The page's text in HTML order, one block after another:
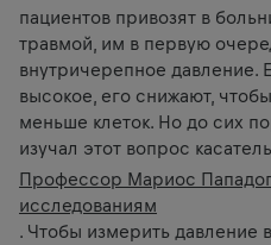
пациентов привозят в
травмой, им в первую
внутричерепное давление.
высокое, его снижают,
меньше клеток. Но до сих
изучал этот вопрос
Профессор Мариос
исследованиям
. Чтобы измерить давление